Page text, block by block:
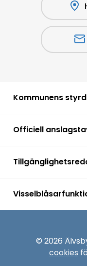
Kommunens
Officiell
© 2026
cookies